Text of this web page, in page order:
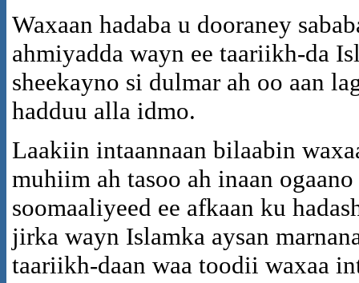
Waxaan hadaba u dooraney
ahmiyadda wayn ee taariikh-da
sheekayno si dulmar ah oo aan
hadduu alla idmo.
Laakiin intaannaan bilaabin
muhiim ah tasoo ah inaan
soomaaliyeed ee afkaan ku
jirka wayn Islamka aysan
taariikh-daan waa toodii waxaa